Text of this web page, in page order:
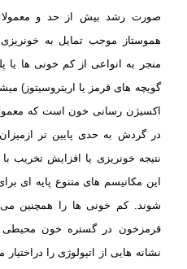
صورت رشد بیش از حد و معمولا
هموستاز موجب تمایل به
منجر به انواعی ازکم خونی ها یا
گویچه های قرمز یا اریتروسیتوز)
اکسیژن رسانی خون است که
در گردش به حدی پایین تر از
این مکانیسم های متنوع پایه ای
شوند. کم خونی ها را همچنین
قرمزخون در گستره خون محیطی
نشانه هایی از اتیولوژی را در